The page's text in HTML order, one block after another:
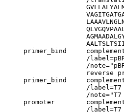
primer_bind
/
/
reverse
primer_bind
                     /label=T7
/
promoter
/label=T7